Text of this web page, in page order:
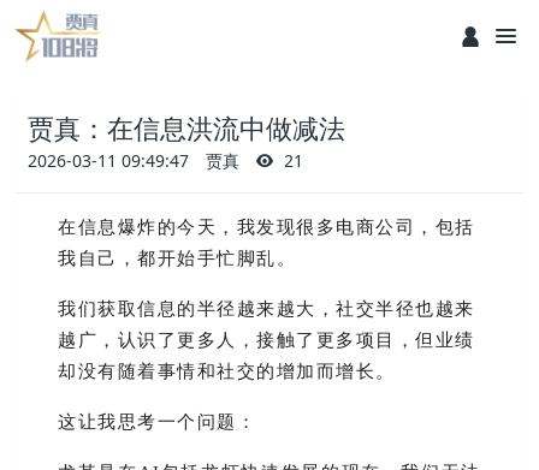
贾真：在信息洪流中做减法
2026-03-11 09:49:47 贾真 21
在信息爆炸的今天，我发现很多电商公司，包括
我自己，都开始手忙脚乱。
我们获取信息的半径越来越大，社交半径也越来
越广，认识了更多人，接触了更多项目，但业绩
却没有随着事情和社交的增加而增长。
这让我思考一个问题：